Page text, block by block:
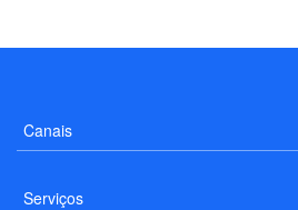
Canais
Serviços